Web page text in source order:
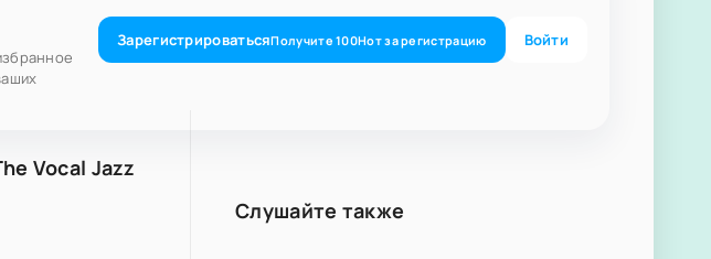
ЗарегистрироватьсяПолучите100Нотза регистрацию Войти
Vocal Jazz
Слушайте также